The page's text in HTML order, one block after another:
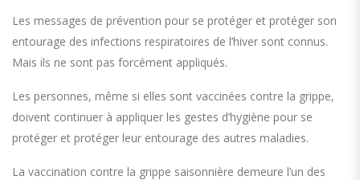
Les messages de prévention pour se protéger et protéger son
entourage des infections respiratoires de l’hiver sont connus.
Mais ils ne sont pas forcément appliqués.
Les personnes, même si elles sont vaccinées contre la grippe,
doivent continuer à appliquer les gestes d’hygiène pour se
protéger et protéger leur entourage des autres maladies.
La vaccination contre la grippe saisonnière demeure l’un des